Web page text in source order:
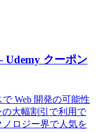
Udemy クーポン
で Web 開発の可能性
大幅割引で利用で
ノロジー界で人気を